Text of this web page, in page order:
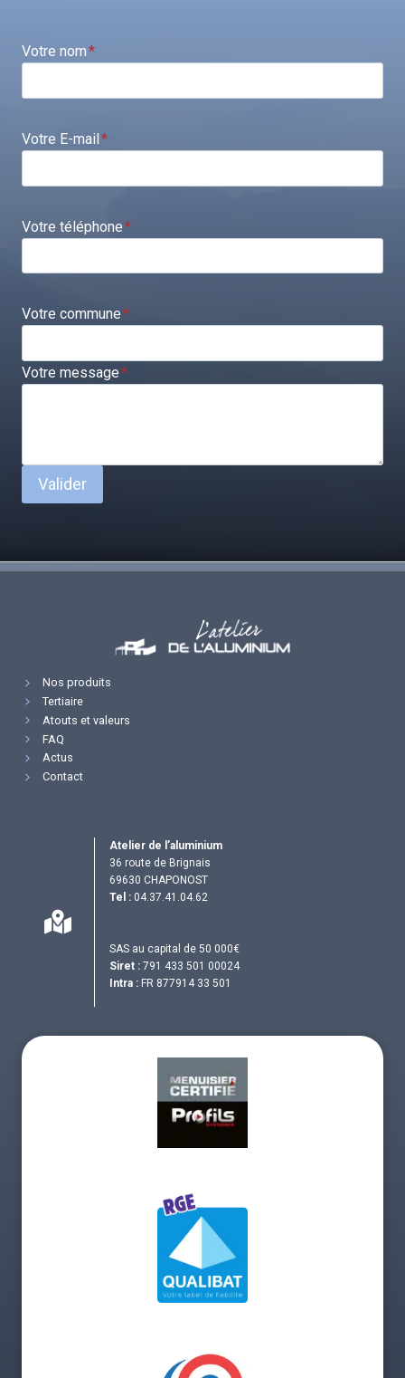
Votre nom*
Votre E-mail*
Votre téléphone*
Votre commune*
Votre message*
Valider
Nos produits
Tertiaire
Atouts et valeurs
FAQ
Actus
Contact
Atelier de l’aluminium
36 route de Brignais
69630 CHAPONOST
Tel : 04.37.41.04.62
SAS au capital de 50 000€
Siret : 791 433 501 00024
Intra : FR 877914 33 501